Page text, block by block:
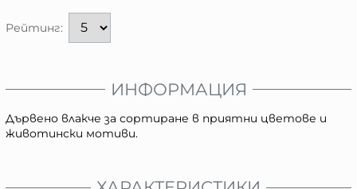
Рейтинг:
ИНФОРМАЦИЯ
Дървено влакче за сортиране в приятни цветове и
животински мотиви.